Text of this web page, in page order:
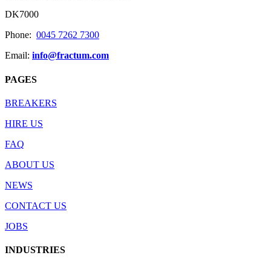
DK7000
Phone: 0045 7262 7300
Email: info@fractum.com
PAGES
BREAKERS
HIRE US
FAQ
ABOUT US
NEWS
CONTACT US
JOBS
INDUSTRIES